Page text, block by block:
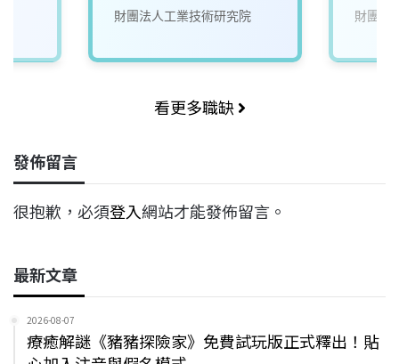
財團法人工業技術研究院 財團法
看更多職缺
發佈留言
很抱歉，必須登入網站才能發佈留言。
最新文章
2026-08-07
療癒解謎《豬豬探險家》免費試玩版正式釋出！貼